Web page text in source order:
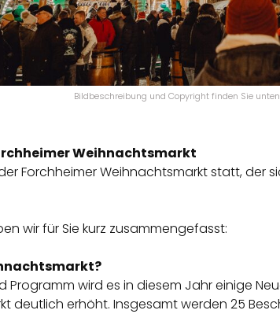
Bildbeschreibung und Copyright finden Sie
Weihnachtsmarkt
Forchheimer Weihnachtsmarkt statt, der
wir für Sie kurz zusammengefasst:
wird es in diesem Jahr einige
deutlich erhöht. Insgesamt werden 25